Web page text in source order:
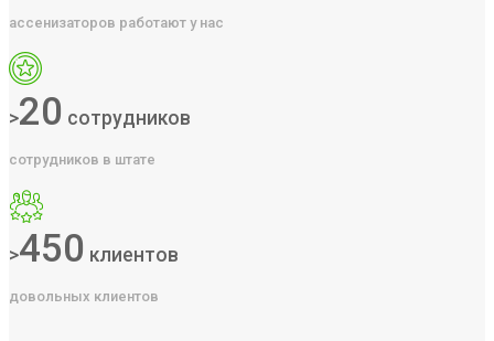
ассенизаторов работают у нас
>20 сотрудников
сотрудников в штате
>450 клиентов
довольных клиентов